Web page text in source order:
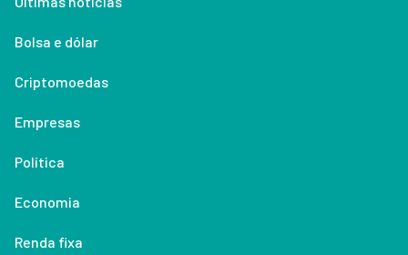
Bolsa e dólar
Criptomoedas
Empresas
Política
Economia
Renda fixa